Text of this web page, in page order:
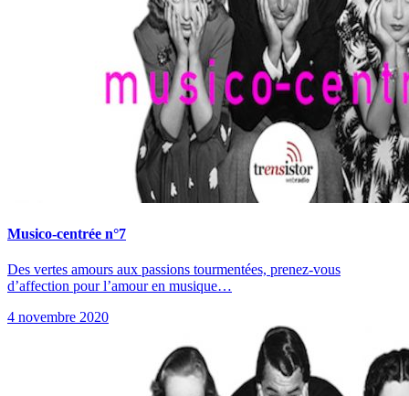
Musico-centrée n°7
Des vertes amours aux passions tourmentées, prenez-vous
d’affection pour l’amour en musique…
4 novembre 2020